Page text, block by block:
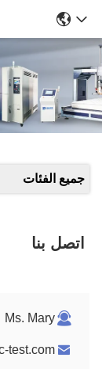
جميع الفئات
اتصل بنا
Ms. Mary
test.com